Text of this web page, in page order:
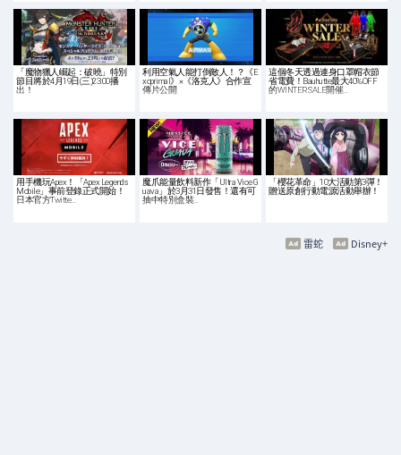
「魔物獵人崛起：破曉」特別
節目將於4月19日(三)23:00播
出！
利用空氣人能打倒敵人！？《E
xoprimal》×《洛克人》合作宣
傳片公開
這個冬天透過連身口罩帽衣節
省電費！Bauhutte最大40%OFF
的WINTER SALE開催…
用手機玩Apex！「Apex Legends
Mobile」事前登錄正式開始！
日本官方Twitte…
魔爪能量飲料新作「Ultra Vice G
uava」於3月31日發售！還有可
抽中特別盒裝…
「櫻花革命」10大活動第3彈！
贈送原創行動電源活動舉辦！
Disney+
雷蛇